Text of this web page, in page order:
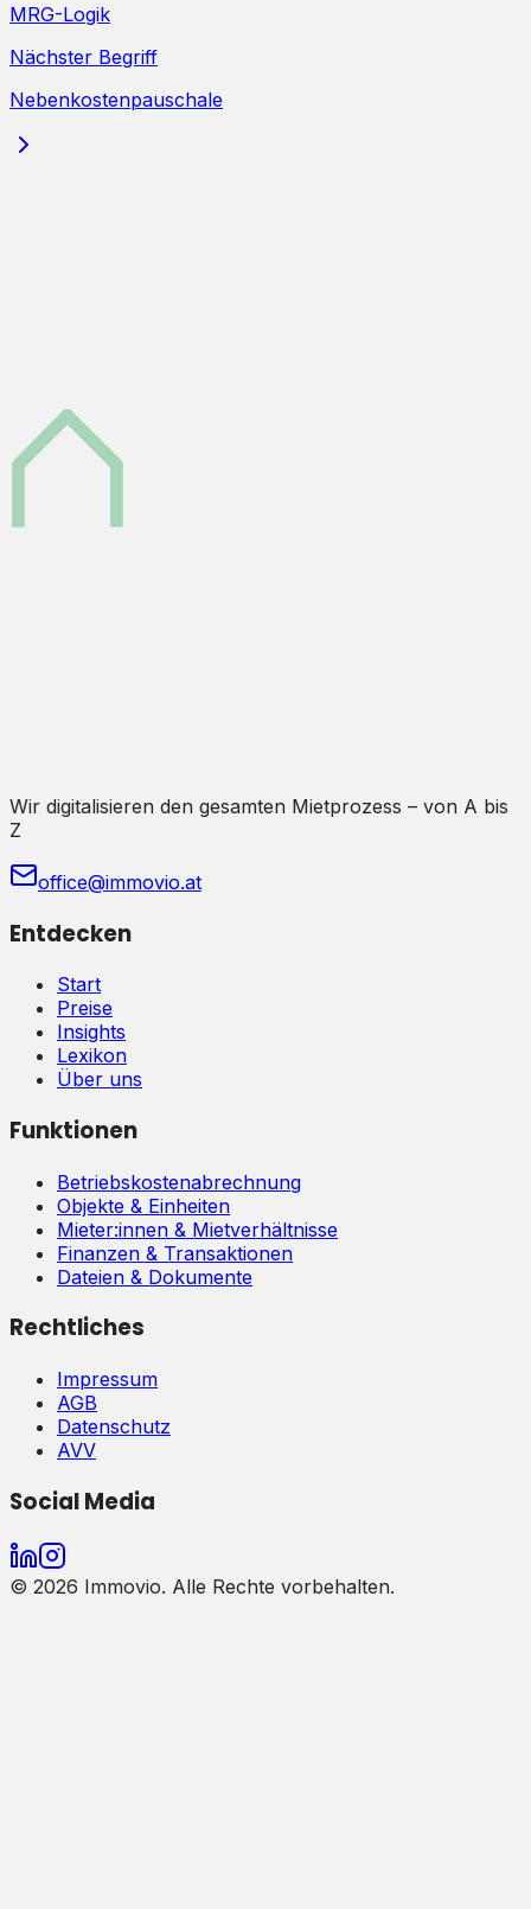
MRG-Logik
Nächster Begriff
Nebenkostenpauschale
Wir digitalisieren den gesamten Mietprozess – von A bis
Z
office@immovio.at
Entdecken
Start
Preise
Insights
Lexikon
Über uns
Funktionen
Betriebskostenabrechnung
Objekte & Einheiten
Mieter:innen & Mietverhältnisse
Finanzen & Transaktionen
Dateien & Dokumente
Rechtliches
Impressum
AGB
Datenschutz
AVV
Social Media
© 2026 Immovio. Alle Rechte vorbehalten.